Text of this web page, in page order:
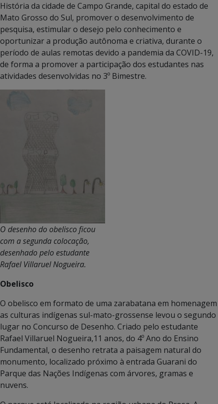
História da cidade de Campo Grande, capital do estado de
Mato Grosso do Sul, promover o desenvolvimento de
pesquisa, estimular o desejo pelo conhecimento e
oportunizar a produção autônoma e criativa, durante o
período de aulas remotas devido a pandemia da COVID-19,
de forma a promover a participação dos estudantes nas
atividades desenvolvidas no 3º Bimestre.
O desenho do obelisco ficou
com a segunda colocação,
desenhado pelo estudante
Rafael Villaruel Nogueira.
Obelisco
O obelisco em formato de uma zarabatana em homenagem
as culturas indígenas sul-mato-grossense levou o segundo
lugar no Concurso de Desenho. Criado pelo estudante
Rafael Villaruel Nogueira,11 anos, do 4º Ano do Ensino
Fundamental, o desenho retrata a paisagem natural do
monumento, localizado próximo à entrada Guarani do
Parque das Nações Indígenas com árvores, gramas e
nuvens.